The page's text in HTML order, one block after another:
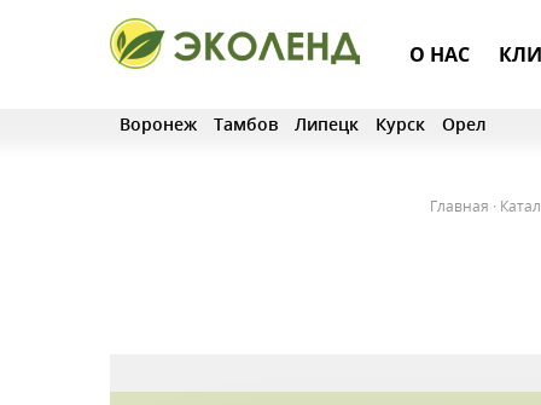
О НАС
Воронеж Тамбов Липецк Курск Орел
Главная ·